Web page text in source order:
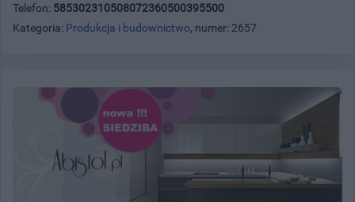
Telefon: 585302310508072360500395500
Kategoria: Produkcja i budownictwo, numer: 2657